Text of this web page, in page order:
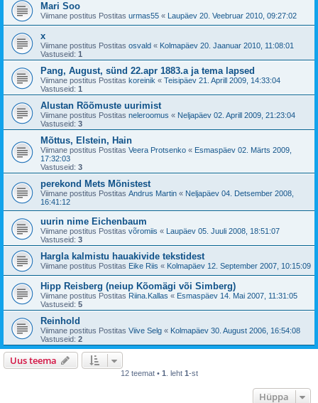
Mari Soo
Viimane postitus Postitas urmas55 « Laupäev 20. Veebruar 2010, 09:27:02
x
Viimane postitus Postitas osvald « Kolmapäev 20. Jaanuar 2010, 11:08:01
Vastuseid: 1
Pang, August, sünd 22.apr 1883.a ja tema lapsed
Viimane postitus Postitas koreinik « Teisipäev 21. Aprill 2009, 14:33:04
Vastuseid: 1
Alustan Rõõmuste uurimist
Viimane postitus Postitas neleroomus « Neljapäev 02. Aprill 2009, 21:23:04
Vastuseid: 3
Mõttus, Elstein, Hain
Viimane postitus Postitas Veera Protsenko « Esmaspäev 02. Märts 2009,
17:32:03
Vastuseid: 3
perekond Mets Mõnistest
Viimane postitus Postitas Andrus Martin « Neljapäev 04. Detsember 2008,
16:41:12
uurin nime Eichenbaum
Viimane postitus Postitas võromiis « Laupäev 05. Juuli 2008, 18:51:07
Vastuseid: 3
Hargla kalmistu hauakivide tekstidest
Viimane postitus Postitas Eike Riis « Kolmapäev 12. September 2007, 10:15:09
Hipp Reisberg (neiup Kõomägi või Simberg)
Viimane postitus Postitas Riina.Kallas « Esmaspäev 14. Mai 2007, 11:31:05
Vastuseid: 5
Reinhold
Viimane postitus Postitas Viive Selg « Kolmapäev 30. August 2006, 16:54:08
Vastuseid: 2
Uus teema
12 teemat • 1 . leht 1-st
Hüppa